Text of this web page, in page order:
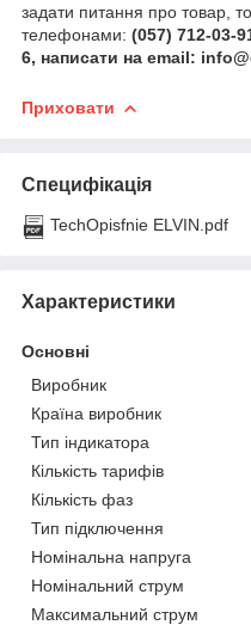
задати питання про товар,
телефонами: (057) 712-03-
6, написати на email:
Приховати
Специфікація
TechOpisfnie ELVIN.pdf
Характеристики
Основні
Виробник
Країна виробник
Тип індикатора
Кількість тарифів
Кількість фаз
Тип підключення
Номінальна напруга
Номінальний струм
Максимальний струм